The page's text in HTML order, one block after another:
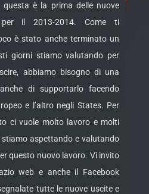
questa è la prima delle nuove
per il 2013-2014. Come ti
è stato anche terminato un
giorni stiamo valutando per
abbiamo bisogno di una
di supportarlo facendo
e l’altro negli States. Per
ci vuole molto lavoro e molti
aspettando e valutando
questo nuovo lavoro. Vi invito
web e anche il Facebook
tutte le nuove uscite e